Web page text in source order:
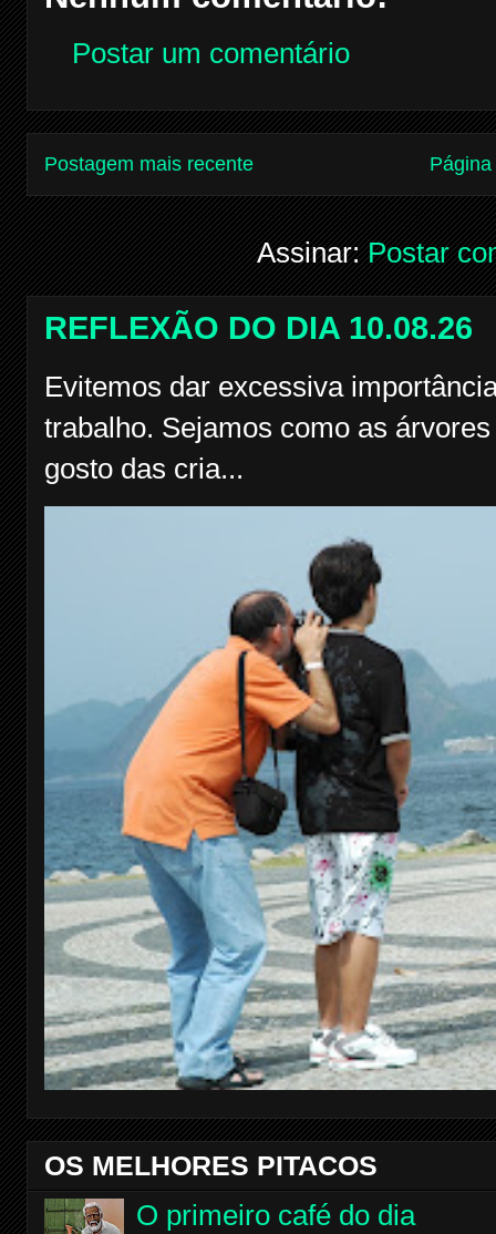
Postar um comentário
Postagem mais recente
Assinar:Postar
REFLEXÃO DO DIA 10.08.26
Evitemos dar excessiva
trabalho. Sejamos como as
gosto das cria...
OS MELHORES PITACOS
O primeiro café do dia